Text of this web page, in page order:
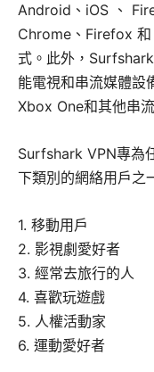
Android、iOS 、
Chrome、Firefox
式。此外，
能電視和串流媒體設
Xbox One和其他串
Surfshark VPN專為
下類別的網絡用戶之
1. 移動用戶
2. 影視劇愛好者
3. 經常去旅行的人
4. 喜歡玩遊戲
5. 人權活動家
6. 運動愛好者